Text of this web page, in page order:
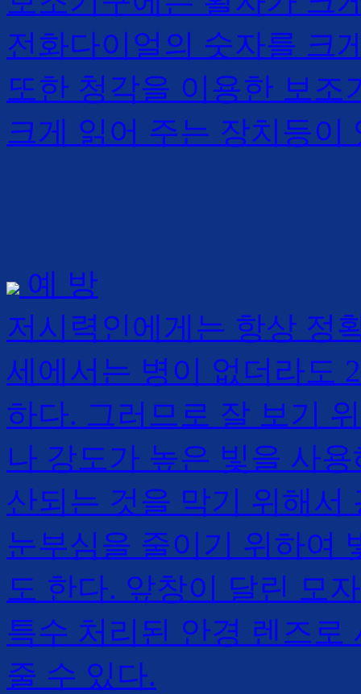
전화다이얼의 숫자를 크
또한 청각을 이용한 보
크게 읽어 주는 장치등이
예 방
저시력인에게는 항상 정
세에서는 병이 없더라도
하다. 그러므로 잘 보기
나 강도가 높은 빛을 사
산되는 것을 막기 위해서
눈부심을 줄이기 위하여
도 한다. 앞창이 달린 모
특수 처리된 안경 렌즈로
줄 수 있다.